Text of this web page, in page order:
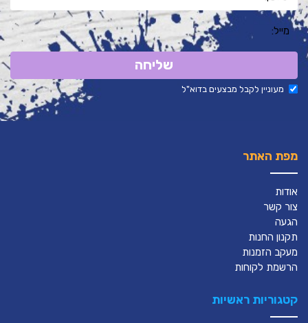
שליחה
מעוניין לקבל מבצעים בדוא"ל
מפת האתר
אודות
צור קשר
הגעה
תקנון החנות
מעקב הזמנות
הרשמת לקוחות
קטגוריות ראשיות